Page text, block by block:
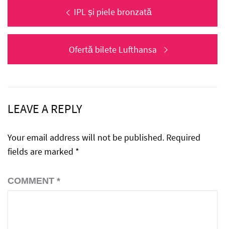
navigationPrevious
post:
IPL și piele bronzată
Next
post:
Ofertă bilete Lufthansa
LEAVE A REPLY
Your email address will not be published. Required
fields are marked *
COMMENT *